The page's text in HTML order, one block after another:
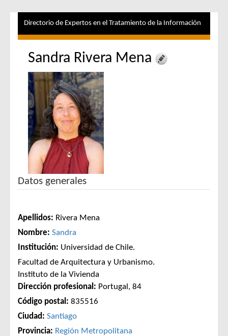
Directorio de Expertos en el Tratamiento de la Información
Sandra Rivera Mena
Datos generales
Apellidos: Rivera Mena
Nombre: Sandra
Institución: Universidad de Chile.
Facultad de Arquitectura y Urbanismo.
Instituto de la Vivienda
Dirección profesional: Portugal, 84
Código postal: 835516
Ciudad: Santiago
Provincia: Región Metropolitana